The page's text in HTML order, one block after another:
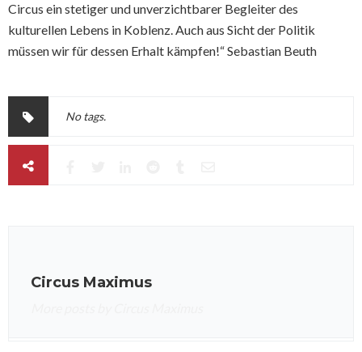
Circus ein stetiger und unverzichtbarer Begleiter des
kulturellen Lebens in Koblenz. Auch aus Sicht der Politik
müssen wir für dessen Erhalt kämpfen!“ Sebastian Beuth
No tags.
Circus Maximus